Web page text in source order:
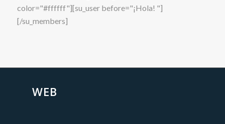
color="#ffffff"][su_user before="¡Hola! "]
[/su_members]
WEB